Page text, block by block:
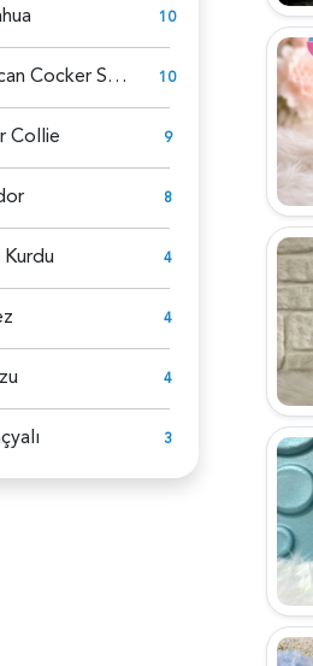
10
American Cocker Spaniel 10
Collie 9
8
4
4
4
3